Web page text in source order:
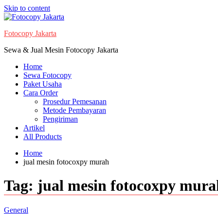
Skip to content
Fotocopy Jakarta
Sewa & Jual Mesin Fotocopy Jakarta
Home
Sewa Fotocopy
Paket Usaha
Cara Order
Prosedur Pemesanan
Metode Pembayaran
Pengiriman
Artikel
All Products
Home
jual mesin fotocoxpy murah
Tag: jual mesin fotocoxpy
General